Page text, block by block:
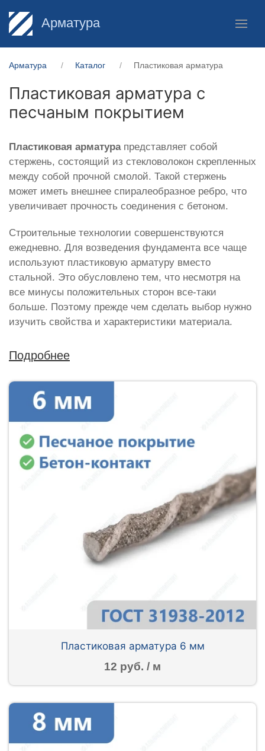
Арматура
Арматура Каталог Пластиковая арматура
Пластиковая арматура с
песчаным покрытием
Пластиковая арматурапредставляет собой
стержень, состоящий из стекловолокон скрепленных
между собой прочной смолой. Такой стержень
может иметь внешнее спиралеобразное ребро, что
увеличивает прочность соединения с бетоном.
Строительные технологии совершенствуются
ежедневно. Для возведения фундамента все чаще
используют пластиковую арматуру вместо
стальной. Это обусловлено тем, что несмотря на
все минусы положительных сторон все-таки
больше. Поэтому прежде чем сделать выбор нужно
изучить свойства и характеристики материала.
Подробнее
Пластиковая арматура 6 мм
12 руб. / м